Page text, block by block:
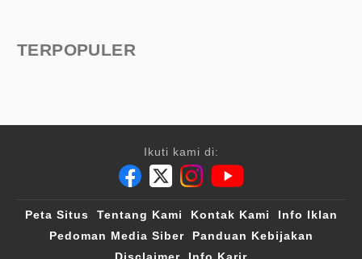
TERPOPULER
Ikuti kami di:
Peta Situs Tentang Kami Kontak Kami
Info Iklan
Pedoman Media Siber
Panduan Kebijakan